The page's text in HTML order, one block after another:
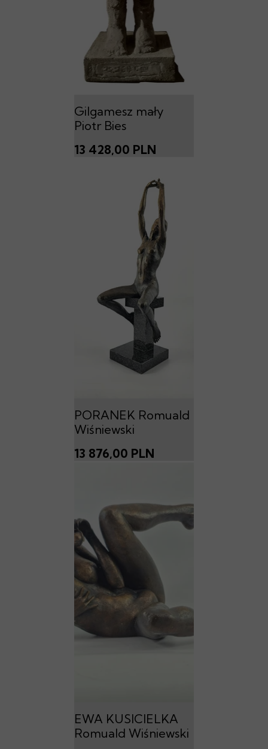
Gilgamesz mały
Piotr Bies
13 428,00 PLN
PORANEK Romuald
Wiśniewski
13 876,00 PLN
EWA KUSICIELKA
Romuald Wiśniewski